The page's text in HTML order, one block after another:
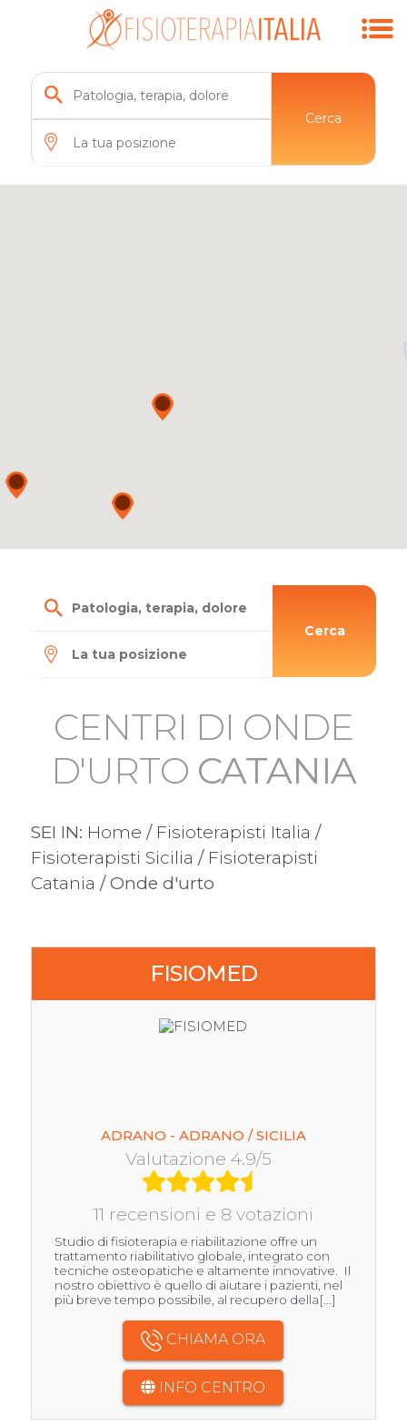
Cerca
Cerca
CENTRI DI ONDE
D'URTO CATANIA
SEI IN: Home / Fisioterapisti Italia /
Fisioterapisti Sicilia / Fisioterapisti
Catania / Onde d'urto
FISIOMED
ADRANO - ADRANO / SICILIA
Valutazione 4.9/5
11 recensioni e 8 votazioni
Studio di fisioterapia e riabilitazione offre un
trattamento riabilitativo globale, integrato con
tecniche osteopatiche e altamente innovative. Il
nostro obiettivo è quello di aiutare i pazienti, nel
più breve tempo possibile, al recupero della[...]
CHIAMA ORA
INFO CENTRO